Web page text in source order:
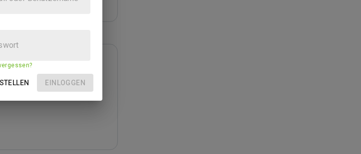
EINLOGGEN